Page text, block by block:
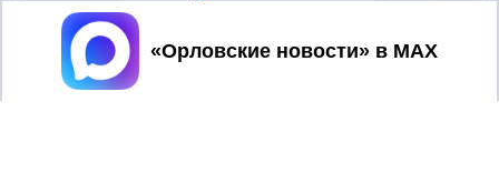
Принять